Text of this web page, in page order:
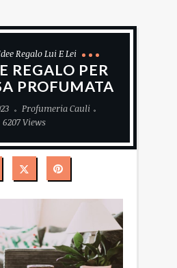
Regalo Lui E Lei
REGALO PER
PROFUMATA
Profumeria Cauli
6207 Views